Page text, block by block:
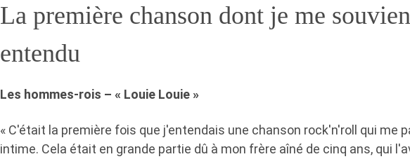
La première chanson dont je me
entendu
Les hommes-rois – « Louie Louie »
« C'était la première fois que j'entendais une chanson rock'n'roll qui me
intime. Cela était en grande partie dû à mon frère aîné de cinq ans, qui